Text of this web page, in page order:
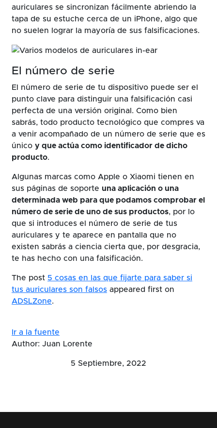
auriculares se sincronizan fácilmente abriendo la
tapa de su estuche cerca de un iPhone, algo que
no suelen lograr la mayoría de sus falsificaciones.
El número de serie
El número de serie de tu dispositivo puede ser el
punto clave para distinguir una falsificación casi
perfecta de una versión original. Como bien
sabrás, todo producto tecnológico que compres va
a venir acompañado de un número de serie que es
único y que actúa como identificador de dicho
producto.
Algunas marcas como Apple o Xiaomi tienen en
sus páginas de soporte una aplicación o una
determinada web para que podamos comprobar el
número de serie de uno de sus productos, por lo
que si introduces el número de serie de tus
auriculares y te aparece en pantalla que no
existen sabrás a ciencia cierta que, por desgracia,
te has hecho con una falsificación.
The post 5 cosas en las que fijarte para saber si
tus auriculares son falsos appeared first on
ADSLZone.
Ir a la fuente
Author: Juan Lorente
5 Septiembre, 2022